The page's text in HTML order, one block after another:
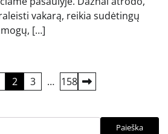
vakarą, reikia sudėtingų
[…]
2 3 … 158
Paieška